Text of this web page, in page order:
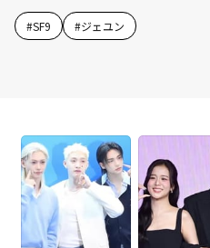
#SF9 #ジェユン